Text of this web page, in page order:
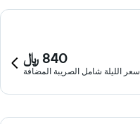
840 ﷼
سعر الليلة شامل الصريبة المضافة